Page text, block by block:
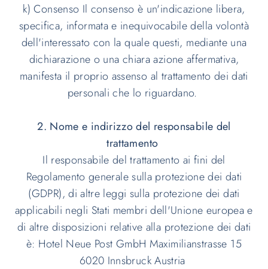
k) Consenso Il consenso è un'indicazione libera,
specifica, informata e inequivocabile della volontà
dell'interessato con la quale questi, mediante una
dichiarazione o una chiara azione affermativa,
manifesta il proprio assenso al trattamento dei dati
personali che lo riguardano.
2. Nome e indirizzo del responsabile del
trattamento
Il responsabile del trattamento ai fini del
Regolamento generale sulla protezione dei dati
(GDPR), di altre leggi sulla protezione dei dati
applicabili negli Stati membri dell'Unione europea e
di altre disposizioni relative alla protezione dei dati
è: Hotel Neue Post GmbH Maximilianstrasse 15
6020 Innsbruck Austria